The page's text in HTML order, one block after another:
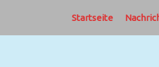
Startseite